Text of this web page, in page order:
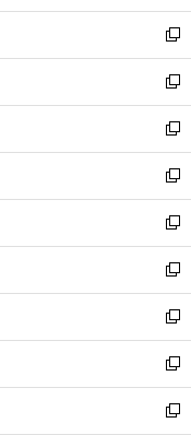
開
く
ウ
で
開
く
ン
ド
ウ
で
開
く
ウ
ィ
ン
ド
ウ
で
開
く
新
し
い
ウ
ィ
ン
ド
ウ
で
開
く
新
し
い
ウ
ィ
ン
ド
ウ
で
開
く
新
し
い
ウ
ィ
ン
ド
ウ
で
開
く
新
し
い
ウ
ィ
ン
ド
ウ
で
開
く
新
し
い
ウ
ィ
ン
ド
ウ
で
新
し
い
ウ
ィ
ン
ド
新
し
い
ウ
ィ
新
し
い
新